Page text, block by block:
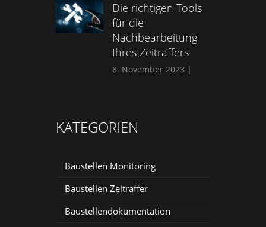
Die richtigen Tools
für die
Nachbearbeitung
Ihres Zeitraffers
8. November 2023 |
KATEGORIEN
Baustellen Monitoring
Baustellen Zeitraffer
Baustellendokumentation